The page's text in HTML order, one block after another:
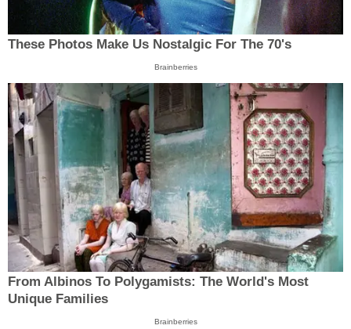
These Photos Make Us Nostalgic For The 70's
Brainberries
From Albinos To Polygamists: The World's Most
Unique Families
Brainberries